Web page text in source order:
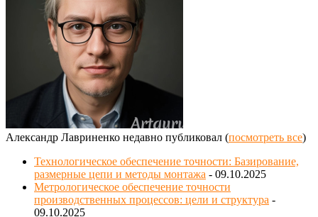
Александр Лавриненко недавно публиковал (посмотреть все)
Технологическое обеспечение точности: Базирование,
размерные цепи и методы монтажа - 09.10.2025
Метрологическое обеспечение точности
производственных процессов: цели и структура -
09.10.2025